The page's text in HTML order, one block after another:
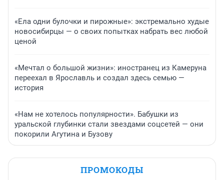
«Ела одни булочки и пирожные»: экстремально худые
новосибирцы — о своих попытках набрать вес любой
ценой
«Мечтал о большой жизни»: иностранец из Камеруна
переехал в Ярославль и создал здесь семью —
история
«Нам не хотелось популярности». Бабушки из
уральской глубинки стали звездами соцсетей — они
покорили Агутина и Бузову
ПРОМОКОДЫ